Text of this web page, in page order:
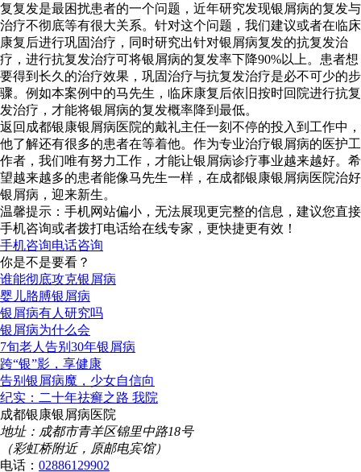
复复发是最困扰患者的一个问题，近年研究发现银屑病的复发与
治疗不彻底等有很大关系。针对这个问题，我们建议或者在临床
康复后进行巩固治疗，同时研究出针对银屑病复发的抗复发治
疗，进行抗复发治疗可将银屑病的复发率下降90%以上。患者想
要得到长久的治疗效果，巩固治疗与抗复发治疗是必不可少的步
骤。例如本案例中的马先生，临床康复后依旧按时回院进行抗复
发治疗，才能将银屑病的复发概率降到最低。
返回成都银康银屑病医院的戴礼主任一刻不停的投入到工作中，
他了解还有很多的患者在等着他。作为专业治疗银屑病的医护工
作者，我们唯有努力工作，才能让银屑病诊疗事业越来越好。希
望越来越多的患者能像马先生一样，在成都银康银屑病医院治好
银屑病，迎来新生。
温馨提示：手机网站偏小，无法展现更完整的信息，建议您直接
手机咨询或者拨打电话给在线专家，更快捷更有效！
手机咨询电话咨询
你是不是要看？
谁能彻底攻克银屑病
婴儿胳膊银屑病
银屑病有人研究吗
银屑病为什么会
7旬老人告别30年银屑病
跨“银”影，享健康
告别银屑病魔，少女自信向
纪实：二十年祛癣之路 我院
成都银康银屑病医院
地址：成都市青羊区锦里中路18号
（彩虹桥附近，原邮电宾馆）
电话： 02886129902